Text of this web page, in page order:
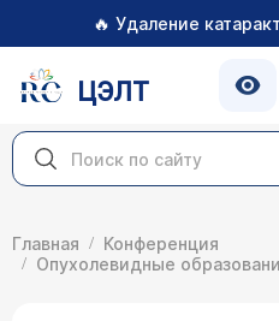
🔥 Удаление
ЦЭЛТ
Главная
Конференция
Опухолевидные